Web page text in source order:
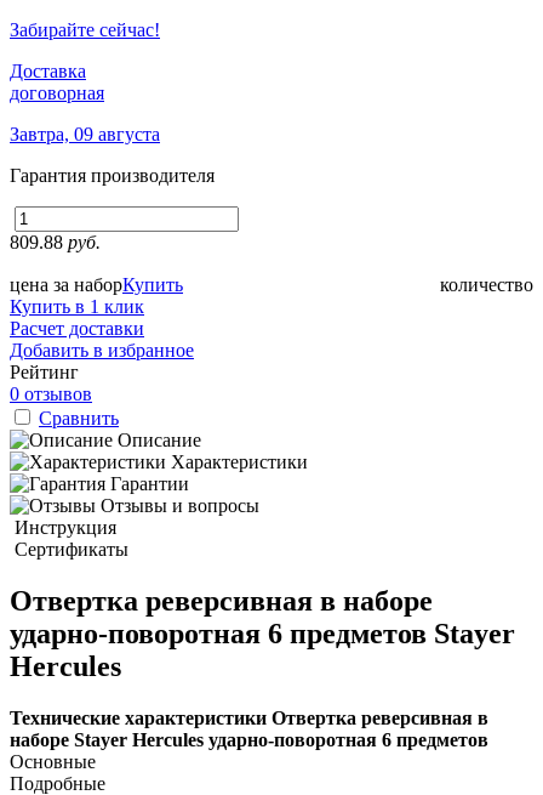
Забирайте сейчас!
Доставка
договорная
Завтра, 09 августа
Гарантия производителя
809.88 руб.
цена за набор количество
Купить
Купить в 1 клик
Расчет доставки
Добавить в избранное
Рейтинг
0 отзывов
Сравнить
Описание
Характеристики
Гарантии
Отзывы и вопросы
Инструкция
Сертификаты
Отвертка реверсивная в наборе
ударно-поворотная 6 предметов Stayer
Hercules
Технические характеристики Отвертка реверсивная в
наборе Stayer Hercules ударно-поворотная 6 предметов
Основные
Подробные